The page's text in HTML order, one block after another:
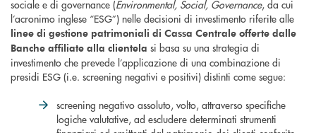
sociale e di governance (Environmental, Social, Governance, da cui
l’acronimo inglese “ESG”) nelle decisioni di investimento riferite alle
linee di gestione patrimoniali di Cassa Centrale offerte dalle
Banche affiliate alla clientela si basa su una strategia di
investimento che prevede l’applicazione di una combinazione di
presidi ESG (i.e. screening negativi e positivi) distinti come segue:
screening negativo assoluto, volto, attraverso specifiche
logiche valutative, ad escludere determinati strumenti